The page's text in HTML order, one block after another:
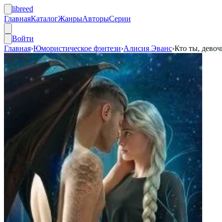
libreed
ГлавнаяКаталогЖанрыАвторыСерии
Войти
Главная›Юмористическое фэнтези›Алисия Эванс›Кто ты,